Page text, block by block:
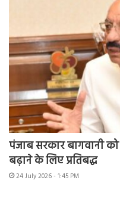
पंजाब सरकार बागवानी
बढ़ाने के लिए प्रतिबद्ध
24 July 2026 - 1:45 PM